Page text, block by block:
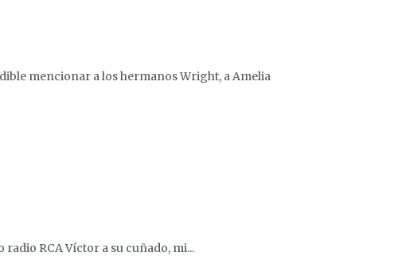
mencionar a los hermanos Wright, a Amelia
RCA Víctor a su cuñado, mi...